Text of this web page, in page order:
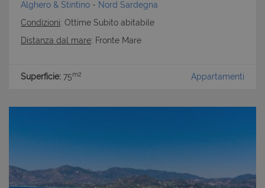
Alghero & Stintino - Nord Sardegna
Condizioni: Ottime Subito abitabile
Distanza dal mare: Fronte Mare
Superficie: 75m2 Appartamenti